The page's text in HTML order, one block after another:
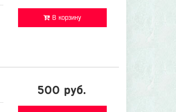
В корзину
500 руб.